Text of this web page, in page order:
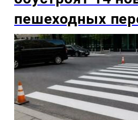
пешеходных